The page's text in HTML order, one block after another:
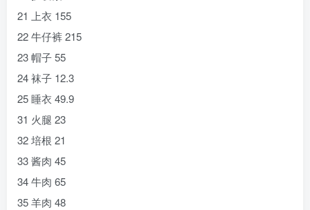
21 上衣 155
22 牛仔裤 215
23 帽子 55
24 袜子 12.3
25 睡衣 49.9
31 火腿 23
32 培根 21
33 酱肉 45
34 牛肉 65
35 羊肉 48